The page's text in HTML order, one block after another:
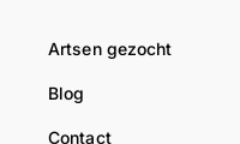
Artsen gezocht
Blog
Contact